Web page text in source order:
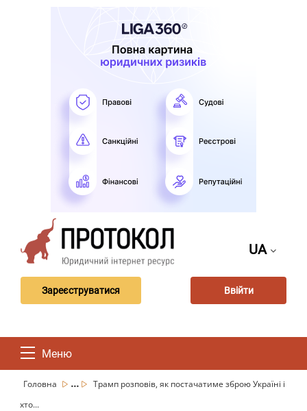
UA
Зареєструватися Ввійти
Меню
Головна ...
Трамп розповів, як постачатиме зброю Україні і
хто...